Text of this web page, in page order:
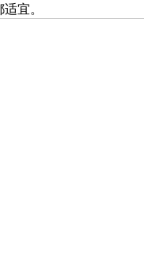
宜。